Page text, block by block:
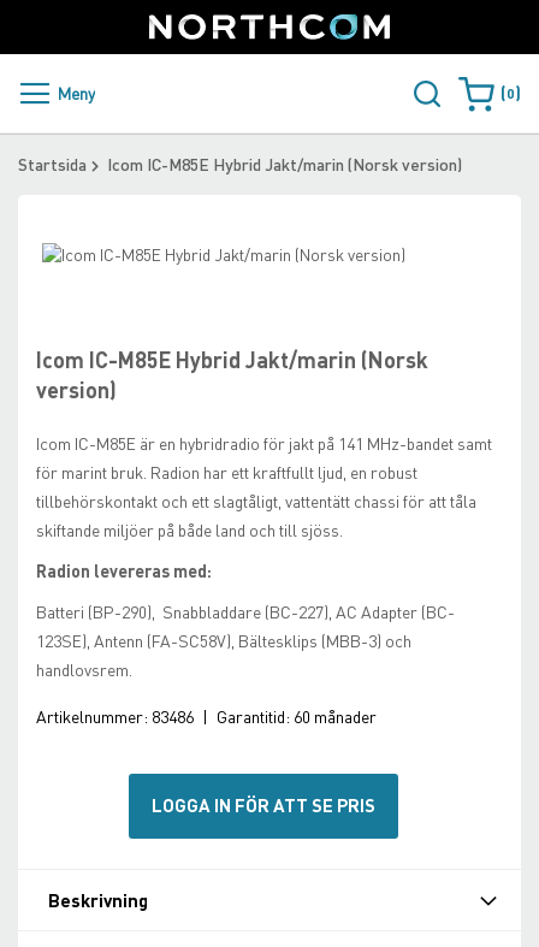
to
Content
Sweden
PRODUKTER OCH LÖSNINGAR
ÅTERFÖRSÄLJARE
LADDA NER
Meny Varukorgen
0
Startsida Icom IC-M85E Hybrid Jakt/marin (Norsk version)
Icom IC-M85E Hybrid Jakt/marin (Norsk
version)
Icom IC-M85E är en hybridradio för jakt på 141 MHz-bandet samt
för marint bruk. Radion har ett kraftfullt ljud, en robust
tillbehörskontakt och ett slagtåligt, vattentätt chassi för att tåla
skiftande miljöer på både land och till sjöss.
Radion levereras med:
Batteri (BP-290), Snabbladdare (BC-227), AC Adapter (BC-
123SE), Antenn (FA-SC58V), Bältesklips (MBB-3) och
handlovsrem.
Artikelnummer: 83486 | Garantitid: 60 månader
LOGGA IN FÖR ATT SE PRIS
Skip
the
images
beginning
of
the
gallery
Beskrivning